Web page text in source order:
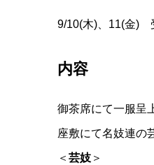
9/10(木)、11(金)
内容
御茶席にて一服呈
座敷にて名妓連の
＜ 芸妓 ＞